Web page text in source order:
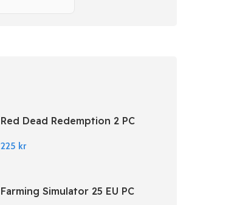
Red Dead Redemption 2 PC
225 kr
Farming Simulator 25 EU PC